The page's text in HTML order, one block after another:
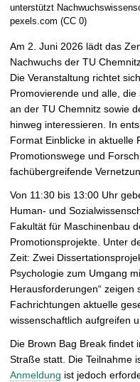
unterstützt
pexels.com (CC 0)
Am 2. Juni 2026 lädt das
Nachwuchs der TU
Die Veranstaltung richtet
Promovierende und alle,
an der TU Chemnitz sowie
hinweg interessieren. In
Format Einblicke in aktuelle
Promotionswege und
fachübergreifende
Von 11:30 bis 13:00 Uhr
Human- und
Fakultät für Maschinenbau
Promotionsprojekte. Unter
Zeit: Zwei
Psychologie zum Umgang
Herausforderungen“ zeigen
Fachrichtungen aktuelle
wissenschaftlich aufgreifen
Die Brown Bag Break findet
Straße statt. Die Teilnahme
Anmeldung ist jedoch